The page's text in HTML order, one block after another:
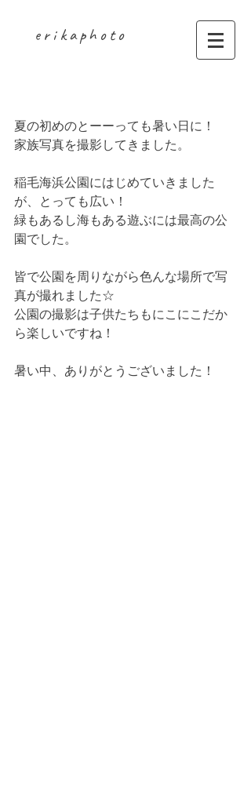
erikaphoto
夏の初めのとーーっても暑い日に！
家族写真を撮影してきました。
稲毛海浜公園にはじめていきました
が、とっても広い！
緑もあるし海もある遊ぶには最高の公
園でした。
皆で公園を周りながら色んな場所で写
真が撮れました☆
公園の撮影は子供たちもにこにこだか
ら楽しいですね！
暑い中、ありがとうございました！